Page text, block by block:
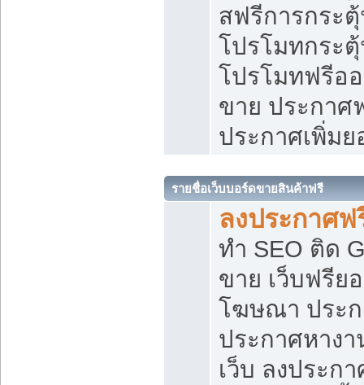
สฟรีการกระ
โปรโมทกระ
โปรโมทฟรีอ
ขาย ประกาศ
ประกาศเพิ่ม
รายชื่อเว็บบอร์ดขายสินค้าฟรี
ลงประกาศฟ
ทำ SEO ติด
ขาย เว็บฟรีย
โฆษณา ประ
ประกาศหาง
เว็บ ลงประก